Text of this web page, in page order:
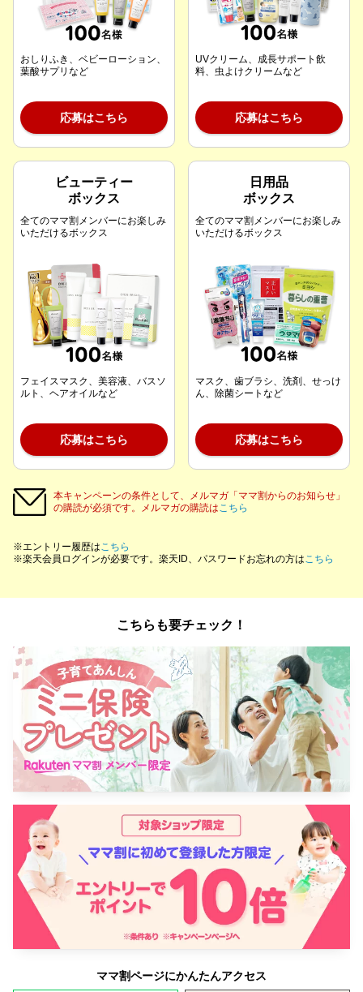
おしりふき、ベビーローション、
葉酸サプリなど
応募はこちら
UVクリーム、成長サポート飲
料、虫よけクリームなど
応募はこちら
ビューティー
ボックス
全てのママ割メンバーにお楽しみ
いただけるボックス
フェイスマスク、美容液、バスソ
ルト、ヘアオイルなど
応募はこちら
日用品
ボックス
全てのママ割メンバーにお楽しみ
いただけるボックス
マスク、歯ブラシ、洗剤、せっけ
ん、除菌シートなど
応募はこちら
本キャンペーンの条件として、メルマガ「ママ割からのお知らせ」
の購読が必須です。メルマガの購読はこちら
※エントリー履歴はこちら
※楽天会員ログインが必要です。楽天ID、パスワードお忘れの方はこちら
こちらも要チェック！
ママ割ページにかんたんアクセス